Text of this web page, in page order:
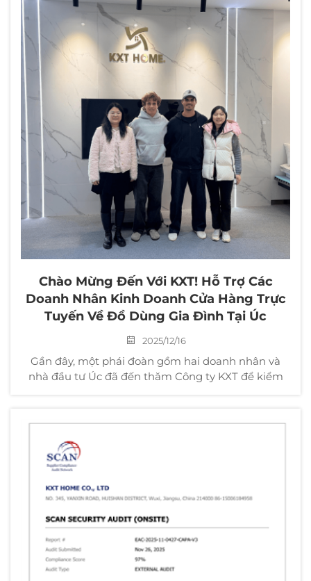
Chào Mừng Đến Với KXT! Hỗ Trợ Các
Doanh Nhân Kinh Doanh Cửa Hàng Trực
Tuyến Về Đồ Dùng Gia Đình Tại Úc
2025/12/16
Gần đây, một phái đoàn gồm hai doanh nhân và
nhà đầu tư Úc đã đến thăm Công ty KXT để kiểm
máy KXT và đánh giá xem đơn vị có đáp ứng các
điều kiện sản xuất tương ứng hay không.